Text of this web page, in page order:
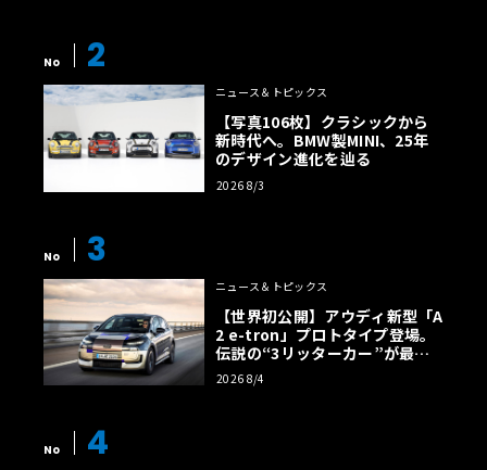
No 2
ニュース＆トピックス
【写真106枚】クラシックから
新時代へ。BMW製MINI、25年
のデザイン進化を辿る
2026 8/3
No 3
ニュース＆トピックス
【世界初公開】アウディ新型「A
2 e-tron」プロトタイプ登場。
伝説の“3リッターカー”が最高
効率エントリーBEVとして復活
【画像38枚】
2026 8/4
No 4